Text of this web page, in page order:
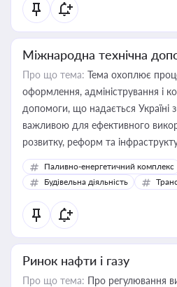
Міжнародна технічна
Про що тема: Тема охоплює
оформлення, адміністрування і
допомоги, що надається Україні
важливою для ефективного
розвитку, реформ та
Паливно-енергетичний комплекс
Будівельна діяльність
Ринок нафти і газу
Про що тема: Про регулювання